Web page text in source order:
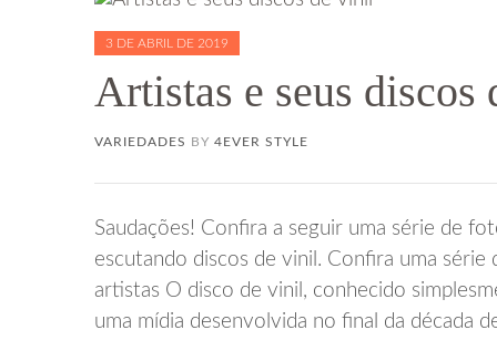
3 DE ABRIL DE 2019
Artistas e seus discos
VARIEDADES BY 4EVER STYLE
Saudações! Confira a seguir uma série de
escutando discos de vinil. Confira uma
artistas O disco de vinil, conhecido
uma mídia desenvolvida no final da década